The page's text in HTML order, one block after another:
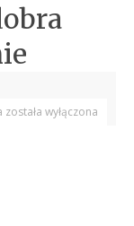
została wyłączona